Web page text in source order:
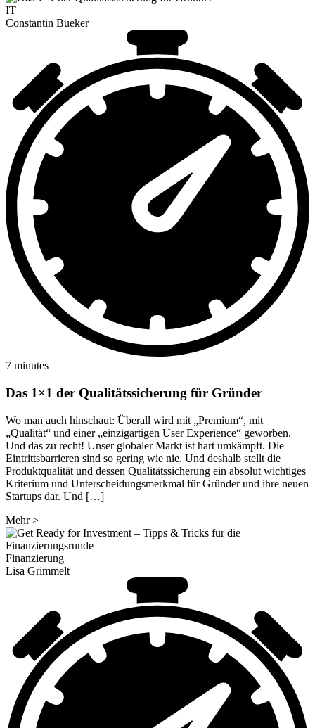
IT
Constantin Bueker
7 minutes
Das 1×1 der Qualitätssicherung für Gründer
Wo man auch hinschaut: Überall wird mit „Premium“, mit
„Qualität“ und einer „einzigartigen User Experience“ geworben.
Und das zu recht! Unser globaler Markt ist hart umkämpft. Die
Eintrittsbarrieren sind so gering wie nie. Und deshalb stellt die
Produktqualität und dessen Qualitätssicherung ein absolut wichtiges
Kriterium und Unterscheidungsmerkmal für Gründer und ihre neuen
Startups dar. Und […]
Mehr>
Finanzierung
Lisa Grimmelt